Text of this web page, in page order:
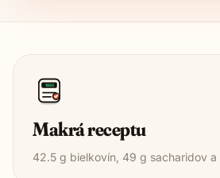
1850
Makrá receptu
42.5 g bielkovín, 49 g sacharidov a